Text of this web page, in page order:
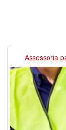
Assessoria